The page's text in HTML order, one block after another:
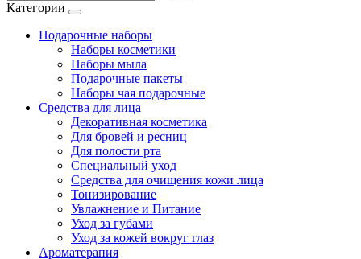
Категории
Подарочные наборы
Наборы косметики
Наборы мыла
Подарочные пакеты
Наборы чая подарочные
Средства для лица
Декоративная косметика
Для бровей и ресниц
Для полости рта
Специальный уход
Средства для очищения кожи лица
Тонизирование
Увлажнение и Питание
Уход за губами
Уход за кожей вокруг глаз
Ароматерапия